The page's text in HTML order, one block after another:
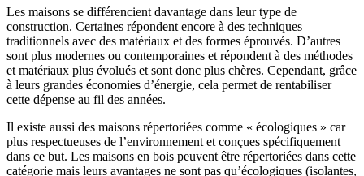
Les maisons se différencient davantage dans leur type de
construction. Certaines répondent encore à des techniques
traditionnels avec des matériaux et des formes éprouvés. D’autres
sont plus modernes ou contemporaines et répondent à des méthodes
et matériaux plus évolués et sont donc plus chères. Cependant, grâce
à leurs grandes économies d’énergie, cela permet de rentabiliser
cette dépense au fil des années.
Il existe aussi des maisons répertoriées comme « écologiques » car
plus respectueuses de l’environnement et conçues spécifiquement
dans ce but. Les maisons en bois peuvent être répertoriées dans cette
catégorie mais leurs avantages ne sont pas qu’écologiques (isolantes,